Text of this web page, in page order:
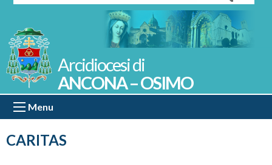
CARITAS
ANCONA – OSIMO
Menu